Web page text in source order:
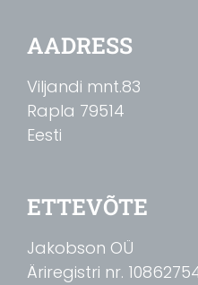
AADRESS
Viljandi mnt.83
Rapla 79514
Eesti
ETTEVÕTE
Jakobson OÜ
Äriregistri nr.